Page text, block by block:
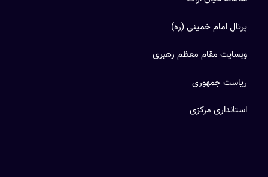
پرتال امام خمینی (ره)
وبسایت مقام معظم رهبری
ریاست جمهوری
استانداری مرکزی